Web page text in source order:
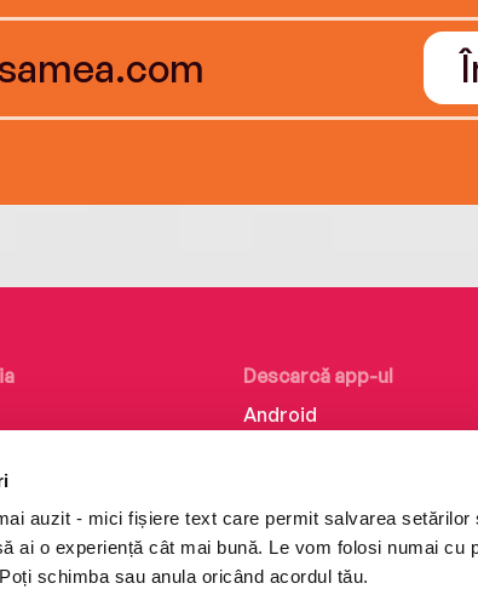
auzit - mici fișiere text care permit salvarea setărilor
ai o experiență cât mai bună. Le vom folosi numai cu
schimba sau anula oricând acordul tău.
Descarcă app-ul
Android